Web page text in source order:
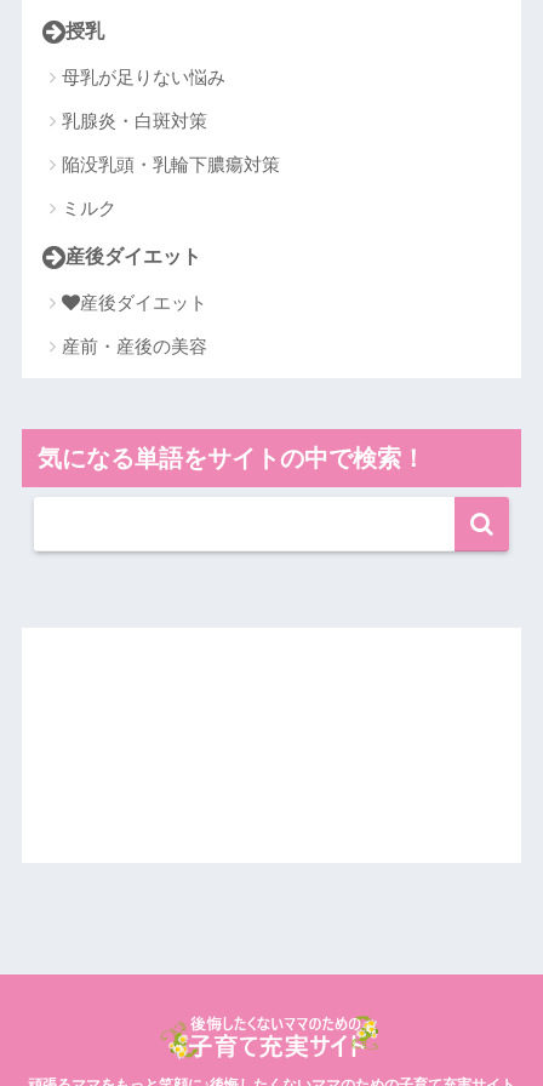
授乳
母乳が足りない悩み
乳腺炎・白斑対策
陥没乳頭・乳輪下膿瘍対策
ミルク
産後ダイエット
産後ダイエット
産前・産後の美容
気になる単語をサイトの中で検索！